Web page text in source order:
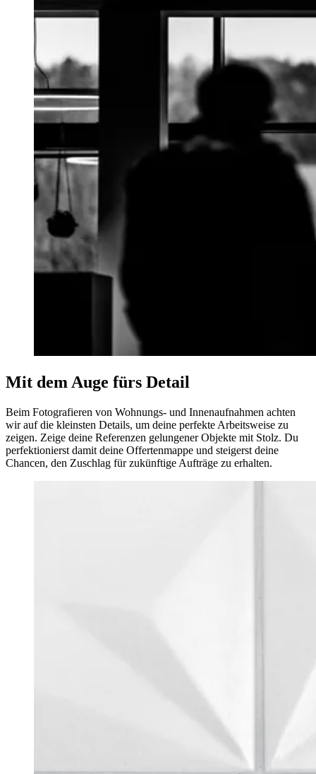
Mit dem Auge fürs Detail
Beim Fotografieren von Wohnungs- und Innenaufnahmen achten
wir auf die kleinsten Details, um deine perfekte Arbeitsweise zu
zeigen. Zeige deine Referenzen gelungener Objekte mit Stolz. Du
perfektionierst damit deine Offertenmappe und steigerst deine
Chancen, den Zuschlag für zukünftige Aufträge zu erhalten.